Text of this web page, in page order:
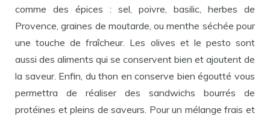
comme des épices : sel, poivre, basilic, herbes de
Provence, graines de moutarde, ou menthe séchée pour
une touche de fraîcheur. Les olives et le pesto sont
aussi des aliments qui se conservent bien et ajoutent de
la saveur. Enfin, du thon en conserve bien égoutté vous
permettra de réaliser des sandwichs bourrés de
protéines et pleins de saveurs. Pour un mélange frais et